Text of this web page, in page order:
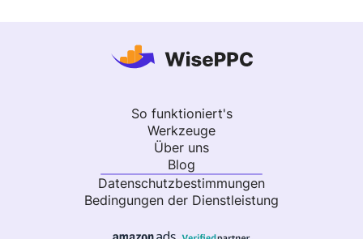
So funktioniert's
Werkzeuge
Über uns
Blog
Datenschutzbestimmungen
Bedingungen der Dienstleistung